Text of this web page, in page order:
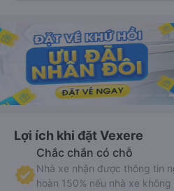
Lợi ích khi đặt Vexere
Chắc chắn có chỗ
Nhà xe nhận được thông tin
hoàn 150% nếu nhà xe